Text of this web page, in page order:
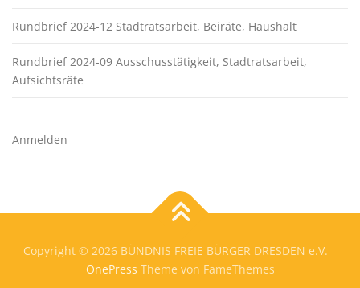
Rundbrief 2024-12 Stadtratsarbeit, Beiräte, Haushalt
Rundbrief 2024-09 Ausschusstätigkeit, Stadtratsarbeit,
Aufsichtsräte
Anmelden
Copyright © 2026 BÜNDNIS FREIE BÜRGER DRESDEN e.V.
OnePress Theme von FameThemes